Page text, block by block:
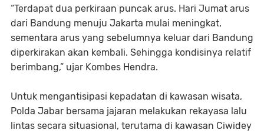
“Terdapat dua perkiraan puncak arus. Hari Jumat arus
dari Bandung menuju Jakarta mulai meningkat,
sementara arus yang sebelumnya keluar dari Bandung
diperkirakan akan kembali. Sehingga kondisinya relatif
berimbang,” ujar Kombes Hendra.
Untuk mengantisipasi kepadatan di kawasan wisata,
Polda Jabar bersama jajaran melakukan rekayasa lalu
lintas secara situasional, terutama di kawasan Ciwidey